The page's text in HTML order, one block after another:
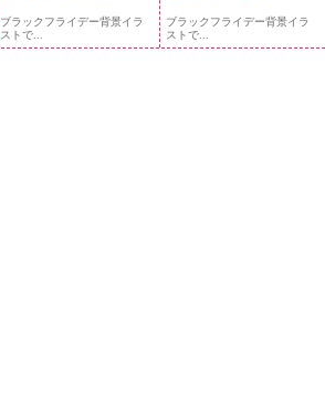
ブラックフライデー背景イラ
ストで...
ブラックフライデー背景イラ
ストで...